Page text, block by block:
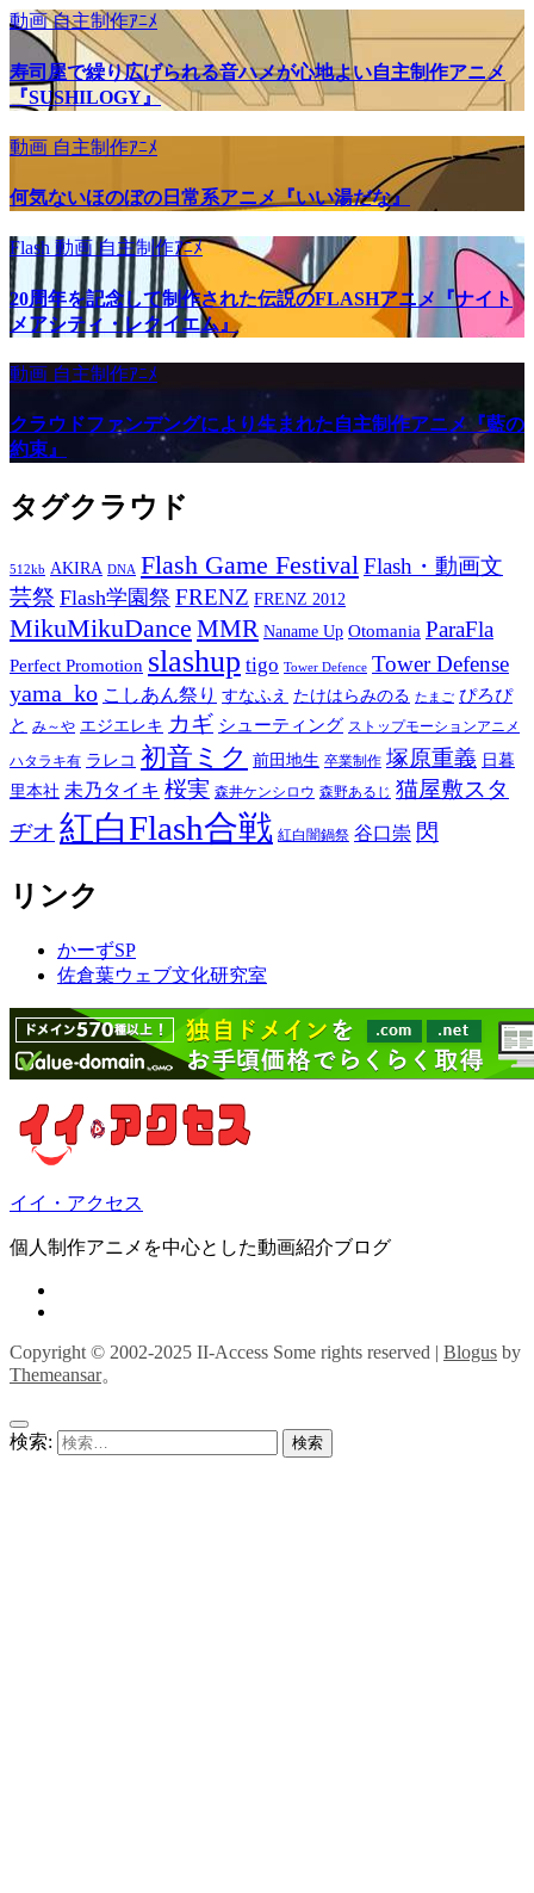
動画自主制作ｱﾆﾒ
寿司屋で繰り広げられる音ハメが心地よい自主制作アニメ
『SUSHILOGY』
動画 自主制作ｱﾆﾒ
何気ないほのぼの日常系アニメ『いい湯だな』
Flash 動画自主制作ｱﾆﾒ
20周年を記念して制作された伝説のFLASHアニメ『ナイト
メアシティ・レクイエム』
動画 自主制作ｱﾆﾒ
クラウドファンデングにより生まれた自主制作アニメ『藍の
約束』
タグクラウド
512kb AKIRA DNA Flash Game FestivalFlash・動画文
芸祭 Flash学園祭 FRENZ FRENZ 2012
MikuMikuDance MMR Naname Up Otomania ParaFla
Perfect Promotion slashup tigo Tower Defence Tower Defense
yama_ko こしあん祭り すなふえ たけはらみのる たまご ぴろぴ
と み～や エジエレキ カギ シューティング ストップモーションアニメ
ハタラキ有 ラレコ 初音ミク 前田地生 卒業制作 塚原重義 日暮
里本社 未乃タイキ 桜実 森井ケンシロウ 森野あるじ 猫屋敷スタ
ヂオ 紅白Flash合戦 紅白闇鍋祭 谷口崇 閃
リンク
かーずSP
佐倉葉ウェブ文化研究室
イイ・アクセス
個人制作アニメを中心とした動画紹介ブログ
Copyright © 2002-2025 II-Access Some rights reserved | Blogus by
Themeansar。
検索: